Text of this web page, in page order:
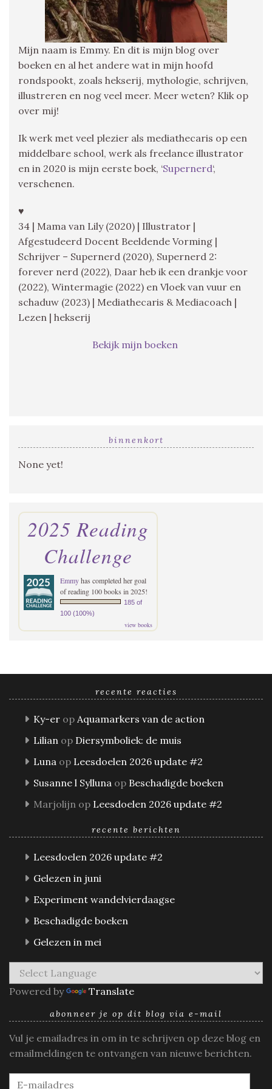
Mijn naam is Emmy. En dit is mijn blog over
boeken en al het andere wat in mijn hoofd
rondspookt, zoals hekserij, mythologie, schrijven,
illustreren en nog veel meer. Meer weten? Klik op
over mij!
Ik werk met veel plezier als mediathecaris op een
middelbare school, werk als freelance illustrator
en in 2020 is mijn eerste boek, ‘Supernerd‘,
verschenen.
♥
34 | Mama van Lily (2020) | Illustrator |
Afgestudeerd Docent Beeldende Vorming |
Schrijver – Supernerd (2020), Supernerd 2:
forever nerd (2022), Daar heb ik een drankje voor
(2022), Wintermagie (2022) en Vloek van vuur en
schaduw (2023) | Mediathecaris & Mediacoach |
Lezen | hekserij
Bekijk mijn boeken
binnenkort
None yet!
2025 Reading
Challenge
Emmyhas completed her goal
of reading 100 books in 2025!
185 of
100 (100%)
view books
recente reacties
Ky-er op Aquamarkers van de action
Lilian op Diersymboliek: de muis
Luna op Leesdoelen 2026 update #2
Susanne l Sylluna op Beschadigde boeken
Marjolijn op Leesdoelen 2026 update #2
recente berichten
Leesdoelen 2026 update #2
Gelezen in juni
Experiment wandelvierdaagse
Beschadigde boeken
Gelezen in mei
Powered by Translate
abonneer je op dit blog via e-mail
Vul je emailadres in om in te schrijven op deze blog en
emailmeldingen te ontvangen van nieuwe berichten.
E-